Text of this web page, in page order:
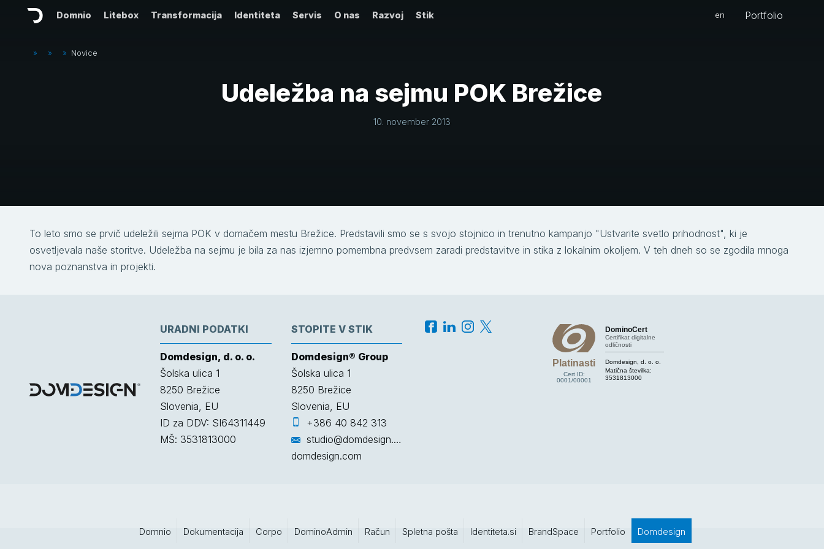
Domnio Litebox Transformacija Identiteta Servis O nas Razvoj Stik Portfolio
en
» » » Novice
Udeležba na sejmu POK Brežice
10. november 2013
To leto smo se prvič udeležili sejma POK v domačem mestu Brežice. Predstavili smo se s svojo stojnico in trenutno kampanjo "Ustvarite svetlo prihodnost", ki je
osvetljevala naše storitve. Udeležba na sejmu je bila za nas izjemno pomembna predvsem zaradi predstavitve in stika z lokalnim okoljem. V teh dneh so se zgodila mnoga
nova poznanstva in projekti.
URADNI PODATKI
Domdesign, d. o. o.
Šolska ulica 1
8250 Brežice
Slovenia, EU
ID za DDV: SI64311449
MŠ: 3531813000
STOPITE V STIK
Domdesign® Group
Šolska ulica 1
8250 Brežice
Slovenia, EU
+386 40 842 313
studio@domdesign.com
domdesign.com
Platinasti
Cert ID:
0001/00001
DominoCert
Certifikat digitalne
odličnosti
Domdesign, d. o. o.
Matična številka:
3531813000
Domnio Dokumentacija Corpo DominoAdmin Račun Spletna pošta Identiteta.si BrandSpace Portfolio Domdesign